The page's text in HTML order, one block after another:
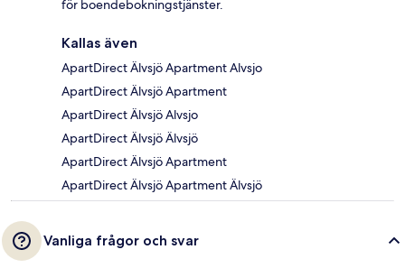
för boendebokningstjänster.
Kallas även
ApartDirect Älvsjö Apartment Alvsjo
ApartDirect Älvsjö Apartment
ApartDirect Älvsjö Alvsjo
ApartDirect Älvsjö Älvsjö
ApartDirect Älvsjö Apartment
ApartDirect Älvsjö Apartment Älvsjö
Vanliga frågor och svar